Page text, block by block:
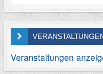
nach:
Veranstaltungen